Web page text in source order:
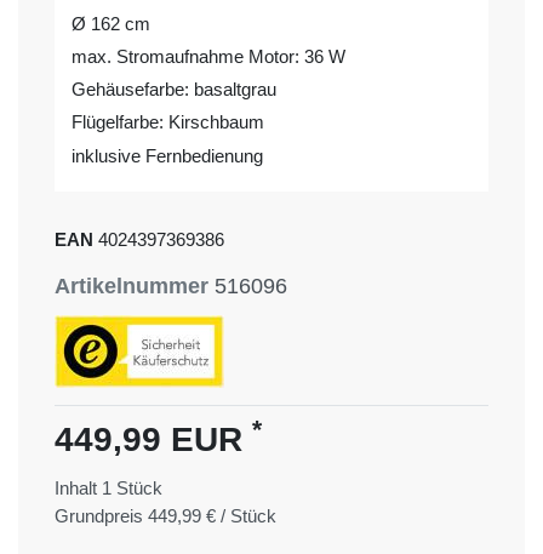
Ø 162 cm
max. Stromaufnahme Motor: 36 W
Gehäusefarbe: basaltgrau
Flügelfarbe: Kirschbaum
inklusive Fernbedienung
EAN 4024397369386
Artikelnummer 516096
449,99 EUR *
Inhalt 1 Stück
Grundpreis 449,99 € / Stück